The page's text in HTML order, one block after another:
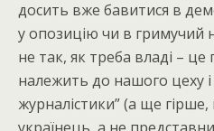
досить вже бавитися в
у опозицію чи в гримучий
не так, як треба владі – це
належить до нашого цеху і
журналістики” (а ще